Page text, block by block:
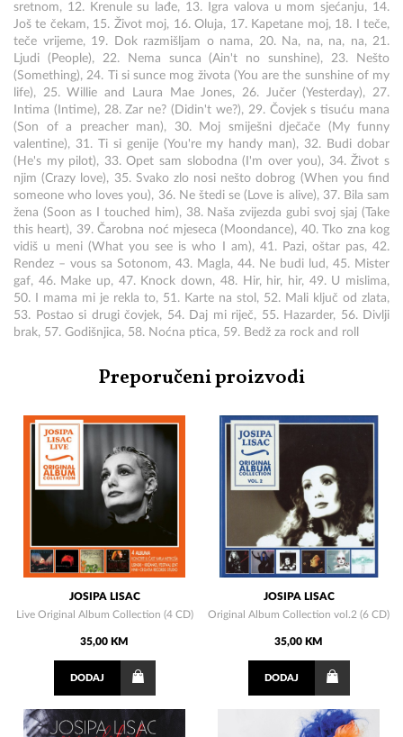
sretnom, 12. Krenule su lađe, 13. Igra valova u mom sjećanju, 14.
Još te čekam, 15. Život moj, 16. Oluja, 17. Kapetane moj, 18. I teče,
teče vrijeme, 19. Dok razmišljam o nama, 20. Na, na, na, na, 21.
Ljudi (People), 22. Nema sunca (Ain't no sunshine), 23. Nešto
(Something), 24. Ti si sunce mog života (You are the sunshine of my
life), 25. Willie and Laura Mae Jones, 26. Jučer (Yesterday), 27.
Intima (Intime), 28. Zar ne? (Didin't we?), 29. Čovjek s tisuću mana
(Son of a preacher man), 30. Moj smiješni dječače (My funny
valentine), 31. Ti si genije (You're my handy man), 32. Budi dobar
(He's my pilot), 33. Opet sam slobodna (I'm over you), 34. Život s
njim (Crazy love), 35. Svako zlo nosi nešto dobrog (When you find
someone who loves you), 36. Ne štedi se (Love is alive), 37. Bila sam
žena (Soon as I touched him), 38. Naša zvijezda gubi svoj sjaj (Take
this heart), 39. Čarobna noć mjeseca (Moondance), 40. Tko zna kog
vidiš u meni (What you see is who I am), 41. Pazi, oštar pas, 42.
Rendez – vous sa Sotonom, 43. Magla, 44. Ne budi lud, 45. Mister
gaf, 46. Make up, 47. Knock down, 48. Hir, hir, hir, 49. U mislima,
50. I mama mi je rekla to, 51. Karte na stol, 52. Mali ključ od zlata,
53. Postao si drugi čovjek, 54. Daj mi riječ, 55. Hazarder, 56. Divlji
brak, 57. Godišnjica, 58. Noćna ptica, 59. Bedž za rock and roll
Preporučeni proizvodi
JOSIPA LISAC
Live Original Album Collection (4 CD)
35,00 KM
DODAJ
JOSIPA LISAC
Original Album Collection vol.2 (6 CD)
35,00 KM
DODAJ